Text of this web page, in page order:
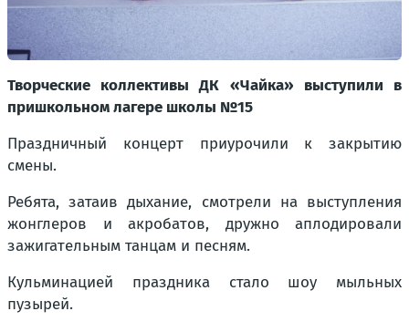
Творческие коллективы ДК «Чайка» выступили в
пришкольном лагере школы №15
Праздничный концерт приурочили к закрытию
смены.
Ребята, затаив дыхание, смотрели на выступления
жонглеров и акробатов, дружно аплодировали
зажигательным танцам и песням.
Кульминацией праздника стало шоу мыльных
пузырей.